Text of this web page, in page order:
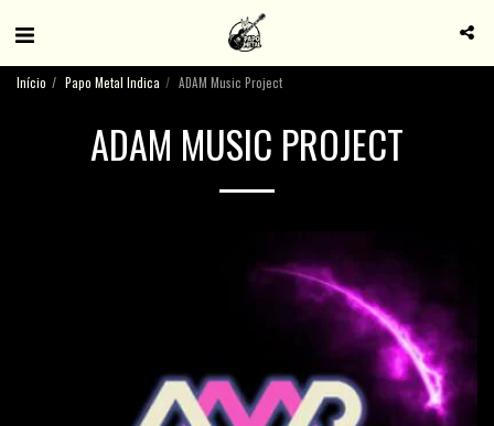
Início Papo Metal Indica ADAM Music Project
ADAM MUSIC PROJECT